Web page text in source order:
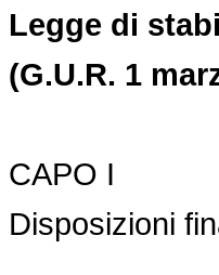
Legge di
(G.U.R. 1
CAPO I
Disposizioni